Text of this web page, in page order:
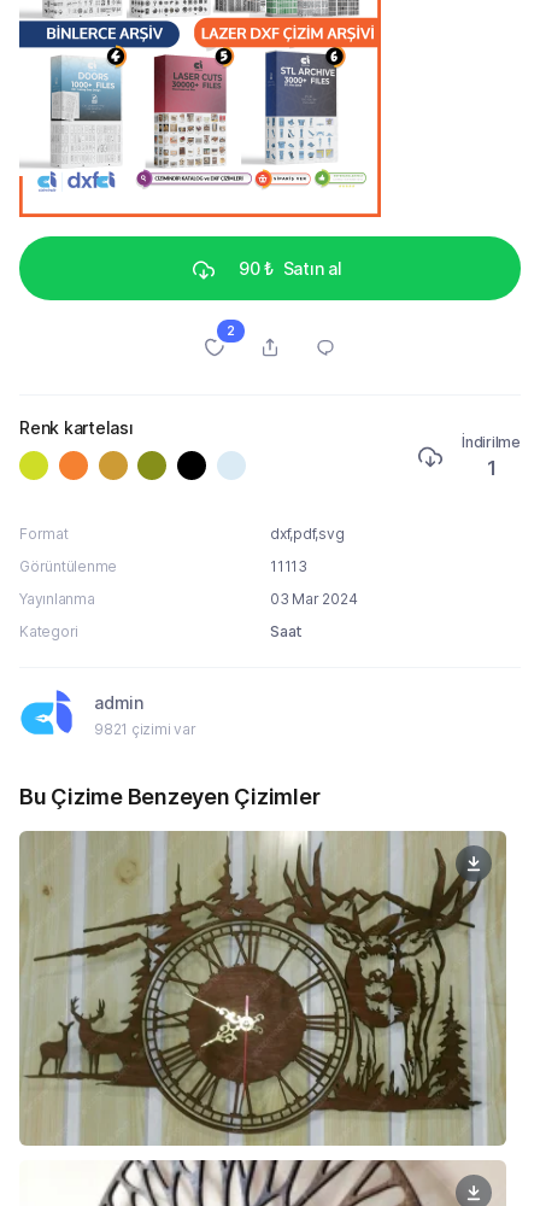
90 ₺ Satın al
2
Renk kartelası
İndirilme
1
Format
dxf,pdf,svg
Görüntülenme
11113
Yayınlanma
03 Mar 2024
Kategori
Saat
admin
9821 çizimi var
Bu Çizime Benzeyen Çizimler